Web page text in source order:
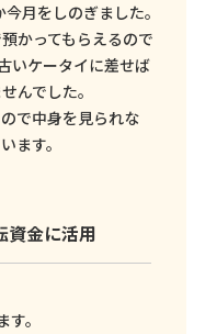
月をしのぎました。
かってもらえるので
いケータイに差せば
んでした。
で中身を見られな
ます。
資金に活用
。